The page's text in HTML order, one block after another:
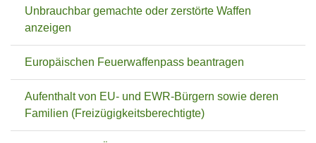
Unbrauchbar gemachte oder zerstörte Waffen
anzeigen
Europäischen Feuerwaffenpass beantragen
Aufenthalt von EU- und EWR-Bürgern sowie deren
Familien (Freizügigkeitsberechtigte)